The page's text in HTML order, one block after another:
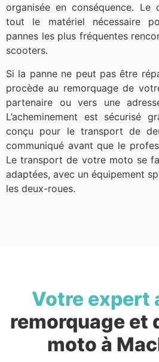
organisée en conséquence. Le
tout le matériel nécessaire
pannes les plus fréquentes
scooters.
Si la panne ne peut pas être
procède au remorquage de
partenaire ou vers une
L’acheminement est sécurisé
conçu pour le transport de
communiqué avant que le
Le transport de votre moto se
adaptées, avec un équipement
les deux-roues.
Votre expert
remorquage et
moto à